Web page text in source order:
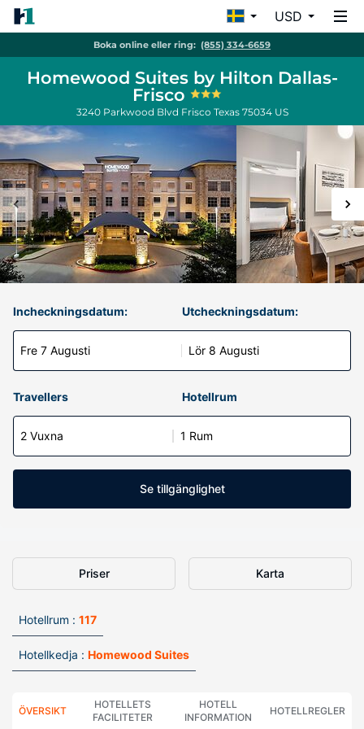
USD
Boka online eller ring: (855) 334-6659
Homewood Suites by Hilton Dallas-
Frisco
3240 Parkwood Blvd Frisco Texas 75034 US
Incheckningsdatum:
Fre 7 Augusti
Utcheckningsdatum:
Lör 8 Augusti
Travellers Hotellrum
2 Vuxna 1 Rum
Se tillgänglighet
Priser Karta
Hotellrum : 117
Hotellkedja : Homewood Suites
ÖVERSIKT
HOTELLETS
FACILITETER
HOTELL
INFORMATION
HOTELLREGLER